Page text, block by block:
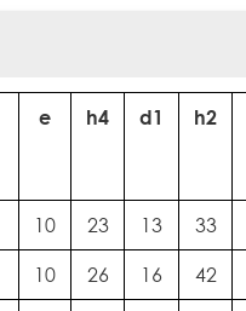
e h4 d1 h2
10 23 13 33
10 26 16 42